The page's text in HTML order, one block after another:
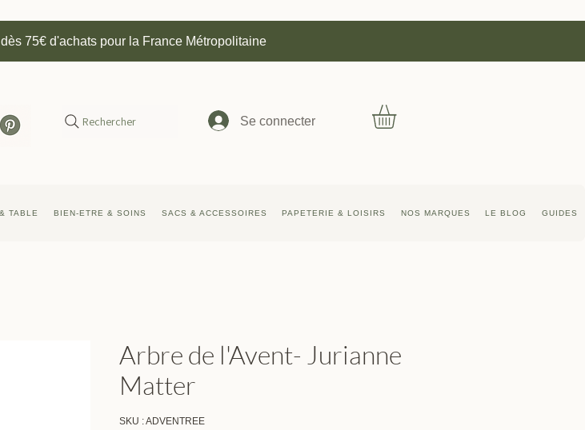
75€ d'achats pour la France Métropolitaine
Rechercher Se connecter
TABLE BIEN-ETRE & SOINS SACS & ACCESSOIRES PAPETERIE & LOISIRS NOS MARQUES LE BLOG GUIDES
Arbre de l'Avent- Jurianne
Matter
SKU : ADVENTREE